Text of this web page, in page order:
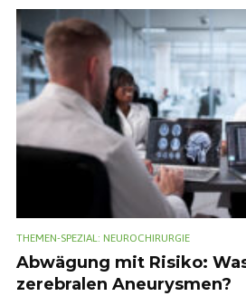
THEMEN-SPEZIAL: NEUROCHIRURGIE
Abwägung mit Risiko:
zerebralen Aneurysmen?